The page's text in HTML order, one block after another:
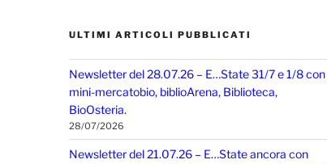
ULTIMI ARTICOLI PUBBLICATI
Newsletter del 28.07.26 – E…State 31/7 e 1/8 con
mini-mercatobio, biblioArena, Biblioteca,
BioOsteria.
28/07/2026
Newsletter del 21.07.26 – E…State ancora con